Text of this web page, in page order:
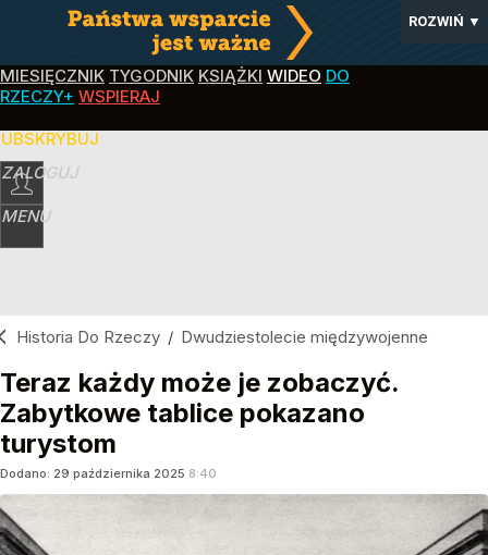
ROZWIŃ ▼
MIESIĘCZNIK TYGODNIK KSIĄŻKI WIDEO DO
RZECZY+ WSPIERAJ
ZALOGUJ
MENU
Historia Do Rzeczy / Dwudziestolecie międzywojenne
Teraz każdy może je zobaczyć.
Zabytkowe tablice pokazano
turystom
Dodano: 29 października 2025 8:40